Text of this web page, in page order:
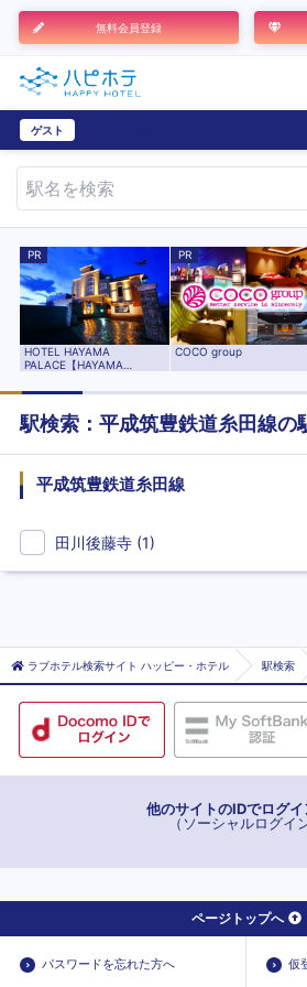
無料会員登録
ゲスト
PR
HOTEL HAYAMA
PALACE【HAYAMA
PR
COCO group
駅検索： 平成筑豊鉄道糸田線の
平成筑豊鉄道糸田線
田川後藤寺 (1)
ラブホテル検索サイト ハッピー・ホテル 駅検索
他のサイトのIDでログイ
（ソーシャルログイ
ページトップへ
パスワードを忘れた方へ 仮